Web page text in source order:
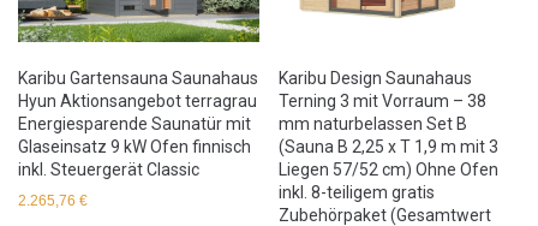
Karibu Gartensauna Saunahaus
Hyun Aktionsangebot terragrau
Energiesparende Saunatür mit
Glaseinsatz 9 kW Ofen finnisch
inkl. Steuergerät Classic
2.265,76 €
Karibu Design Saunahaus
Terning 3 mit Vorraum – 38
mm naturbelassen Set B
(Sauna B 2,25 x T 1,9 m mit 3
Liegen 57/52 cm) Ohne Ofen
inkl. 8-teiligem gratis
Zubehörpaket (Gesamtwert